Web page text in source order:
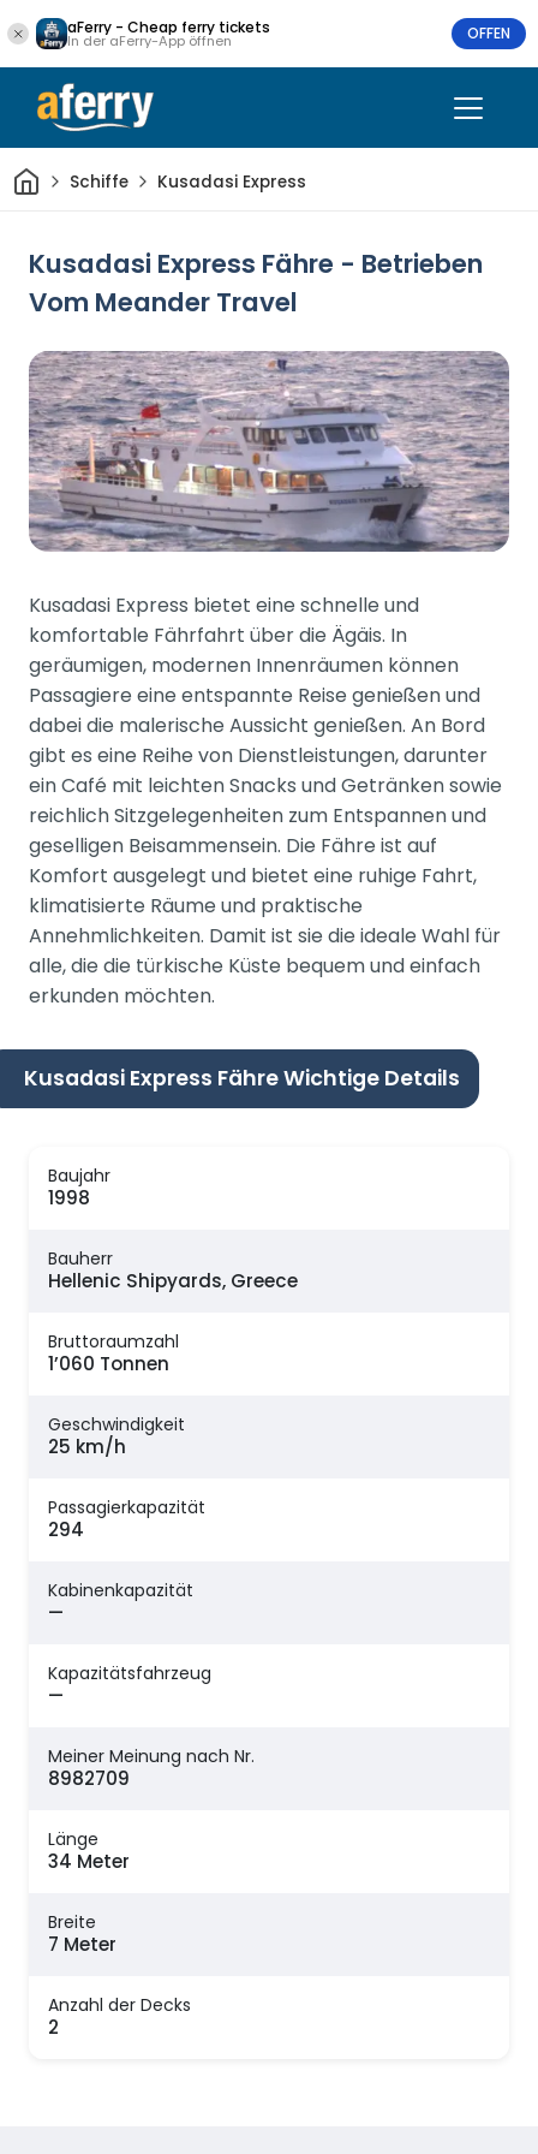
aFerry - Cheap ferry tickets
In der aFerry-App öffnen OFFEN
HeimSchiffe Kusadasi Express
Kusadasi Express Fähre - Betrieben
Vom Meander Travel
Kusadasi Express bietet eine schnelle und
komfortable Fährfahrt über die Ägäis. In
geräumigen, modernen Innenräumen können
Passagiere eine entspannte Reise genießen und
dabei die malerische Aussicht genießen. An Bord
gibt es eine Reihe von Dienstleistungen, darunter
ein Café mit leichten Snacks und Getränken sowie
reichlich Sitzgelegenheiten zum Entspannen und
geselligen Beisammensein. Die Fähre ist auf
Komfort ausgelegt und bietet eine ruhige Fahrt,
klimatisierte Räume und praktische
Annehmlichkeiten. Damit ist sie die ideale Wahl für
alle, die die türkische Küste bequem und einfach
erkunden möchten.
Kusadasi Express Fähre Wichtige Details
Baujahr
1998
Bauherr
Hellenic Shipyards, Greece
Bruttoraumzahl
1’060 Tonnen
Geschwindigkeit
25 km/h
Passagierkapazität
294
Kabinenkapazität
—
Kapazitätsfahrzeug
—
Meiner Meinung nach Nr.
8982709
Länge
34 Meter
Breite
7 Meter
Anzahl der Decks
2